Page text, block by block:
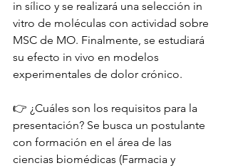
in sílico y se realizará una selección in
vitro de moléculas con actividad sobre
MSC de MO. Finalmente, se estudiará
su efecto in vivo en modelos
experimentales de dolor crónico.
👉 ¿Cuáles son los requisitos para la
presentación? Se busca un postulante
con formación en el área de las
ciencias biomédicas (Farmacia y